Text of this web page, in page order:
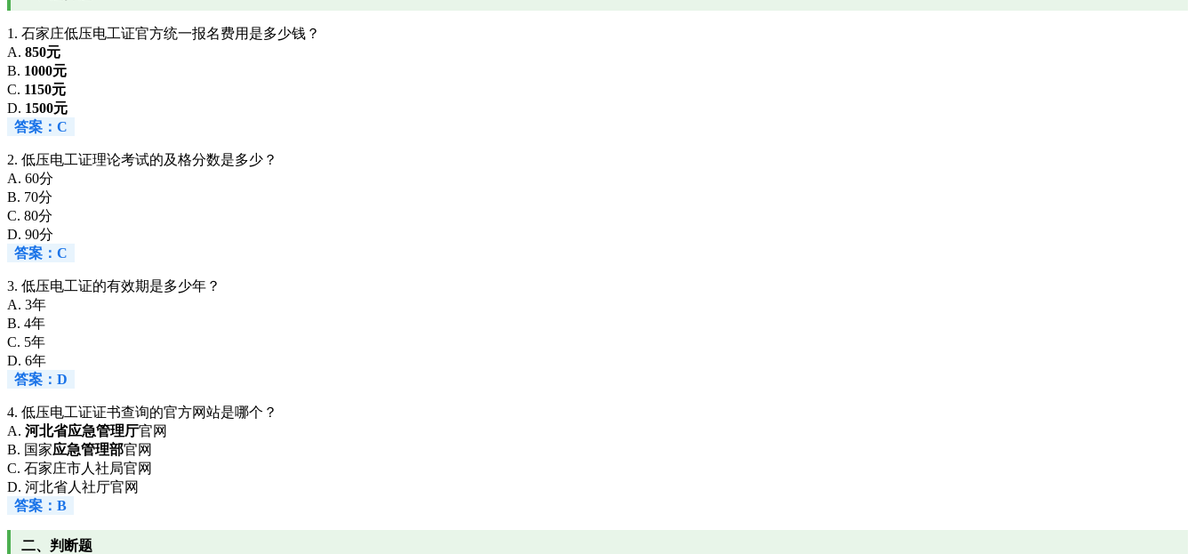
1. 石家庄低压电工证官方统一报名费用是多少钱？
A. 850元
B. 1000元
C. 1150元
D. 1500元
答案：C
2. 低压电工证理论考试的及格分数是多少？
A. 60分
B. 70分
C. 80分
D. 90分
答案：C
3. 低压电工证的有效期是多少年？
A. 3年
B. 4年
C. 5年
D. 6年
答案：D
4. 低压电工证证书查询的官方网站是哪个？
A. 河北省应急管理厅官网
B. 国家应急管理部官网
C. 石家庄市人社局官网
D. 河北省人社厅官网
答案：B
二、判断题